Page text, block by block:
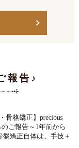
報告♪
骨格矯正】precious
ご報告～1年前から
矯正自体は、手技＋